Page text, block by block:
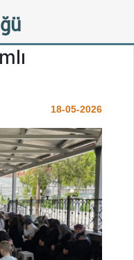
Aile
Günü
18-05-2026